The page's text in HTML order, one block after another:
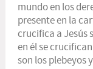
mundo en los
presente en la
crucifica a Jesús
en él se
son los plebeyos